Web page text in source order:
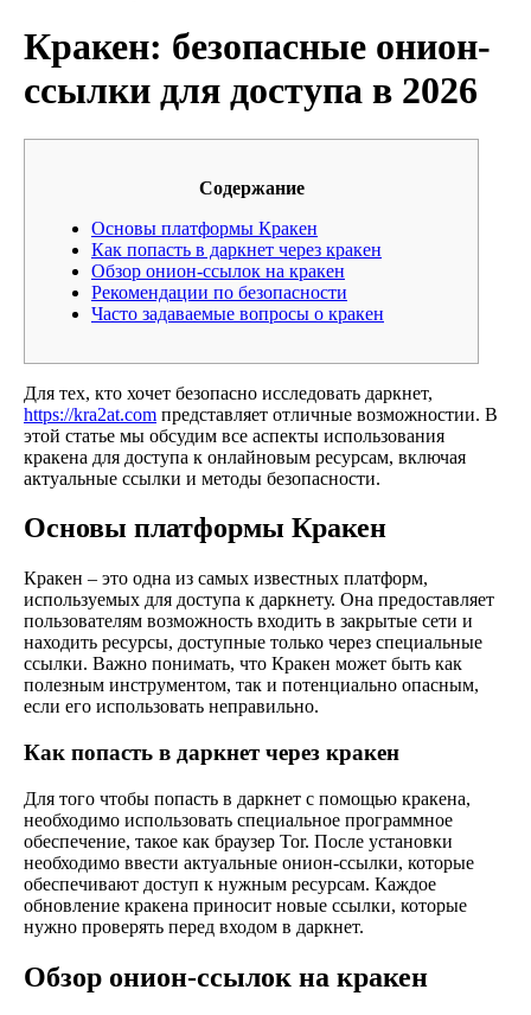
Кракен: безопасные онион-
ссылки для доступа в 2026
Содержание
Основы платформы Кракен
Как попасть в даркнет через кракен
Обзор онион-ссылок на кракен
Рекомендации по безопасности
Часто задаваемые вопросы о кракен
Для тех, кто хочет безопасно исследовать даркнет,
https://kra2at.com представляет отличные возможностии. В
этой статье мы обсудим все аспекты использования
кракена для доступа к онлайновым ресурсам, включая
актуальные ссылки и методы безопасности.
Основы платформы Кракен
Кракен – это одна из самых известных платформ,
используемых для доступа к даркнету. Она предоставляет
пользователям возможность входить в закрытые сети и
находить ресурсы, доступные только через специальные
ссылки. Важно понимать, что Кракен может быть как
полезным инструментом, так и потенциально опасным,
если его использовать неправильно.
Как попасть в даркнет через кракен
Для того чтобы попасть в даркнет с помощью кракена,
необходимо использовать специальное программное
обеспечение, такое как браузер Tor. После установки
необходимо ввести актуальные онион-ссылки, которые
обеспечивают доступ к нужным ресурсам. Каждое
обновление кракена приносит новые ссылки, которые
нужно проверять перед входом в даркнет.
Обзор онион-ссылок на кракен